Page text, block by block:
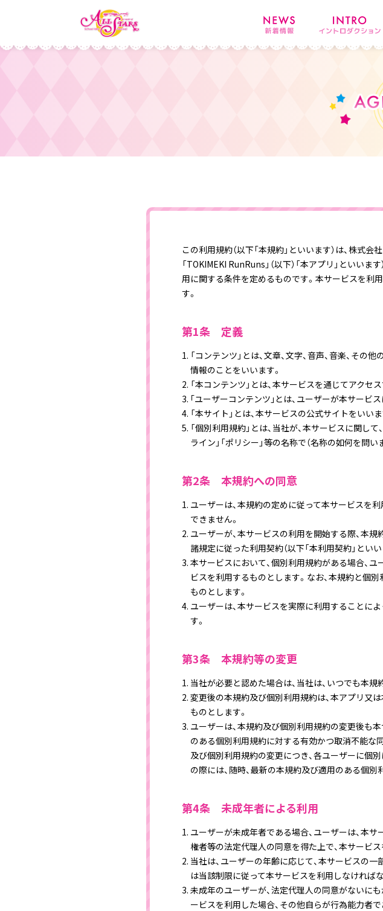
この利用規約（以下「本規約」といいます）は、株式
「TOKIMEKI RunRuns」（以下）「本アプリ」といい
用に関する条件を定めるものです。本サービスを利用
す。
第1条 定義
「コンテンツ」とは、文章、文字、音声、音楽、その
情報のことをいいます。
「本コンテンツ」とは、本サービスを通じてアク
｢ユーザーコンテンツ｣とは、ユーザーが本サービ
「本サイト」とは、本サービスの公式サイトをいいま
「個別利用規約」とは、当社が、本サービスに関し
ライン」「ポリシー」等の名称で（名称の如何を問
第2条 本規約への同意
ユーザーは、本規約の定めに従って本サービスを
できません。
ユーザーが、本サービスの利用を開始する際、本
諸規定に従った利用契約（以下「本利用契約」といい
本サービスにおいて、個別利用規約がある場合、
ビスを利用するものとします。なお、本規約と個
ものとします。
ユーザーは、本サービスを実際に利用することに
す。
第3条 本規約等の変更
当社が必要と認めた場合は、当社は、いつでも本
変更後の本規約及び個別利用規約は、本アプリ又
ものとします。
ユーザーは、本規約及び個別利用規約の変更後も
のある個別利用規約に対する有効かつ取消不能な
及び個別利用規約の変更につき、各ユーザーに個
の際には、随時、最新の本規約及び適用のある個別
第4条 未成年者による利用
ユーザーが未成年者である場合、ユーザーは、本
権者等の法定代理人の同意を得た上で、本サービ
当社は、ユーザーの年齢に応じて、本サービスの
は当該制限に従って本サービスを利用しなければな
未成年のユーザーが、法定代理人の同意がないに
ービスを利用した場合、その他自らが行為能力者